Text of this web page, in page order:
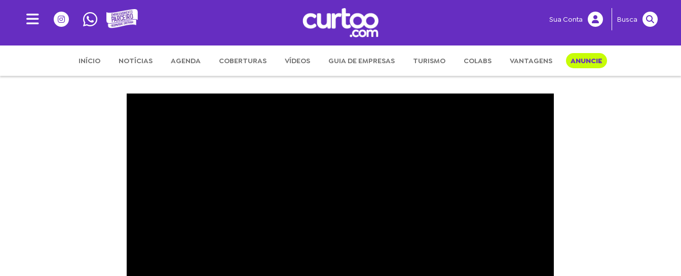
Busca
Sua Conta
INÍCIO NOTÍCIAS AGENDA COBERTURAS VÍDEOS GUIA DE EMPRESAS TURISMO COLABS VANTAGENS ANUNCIE